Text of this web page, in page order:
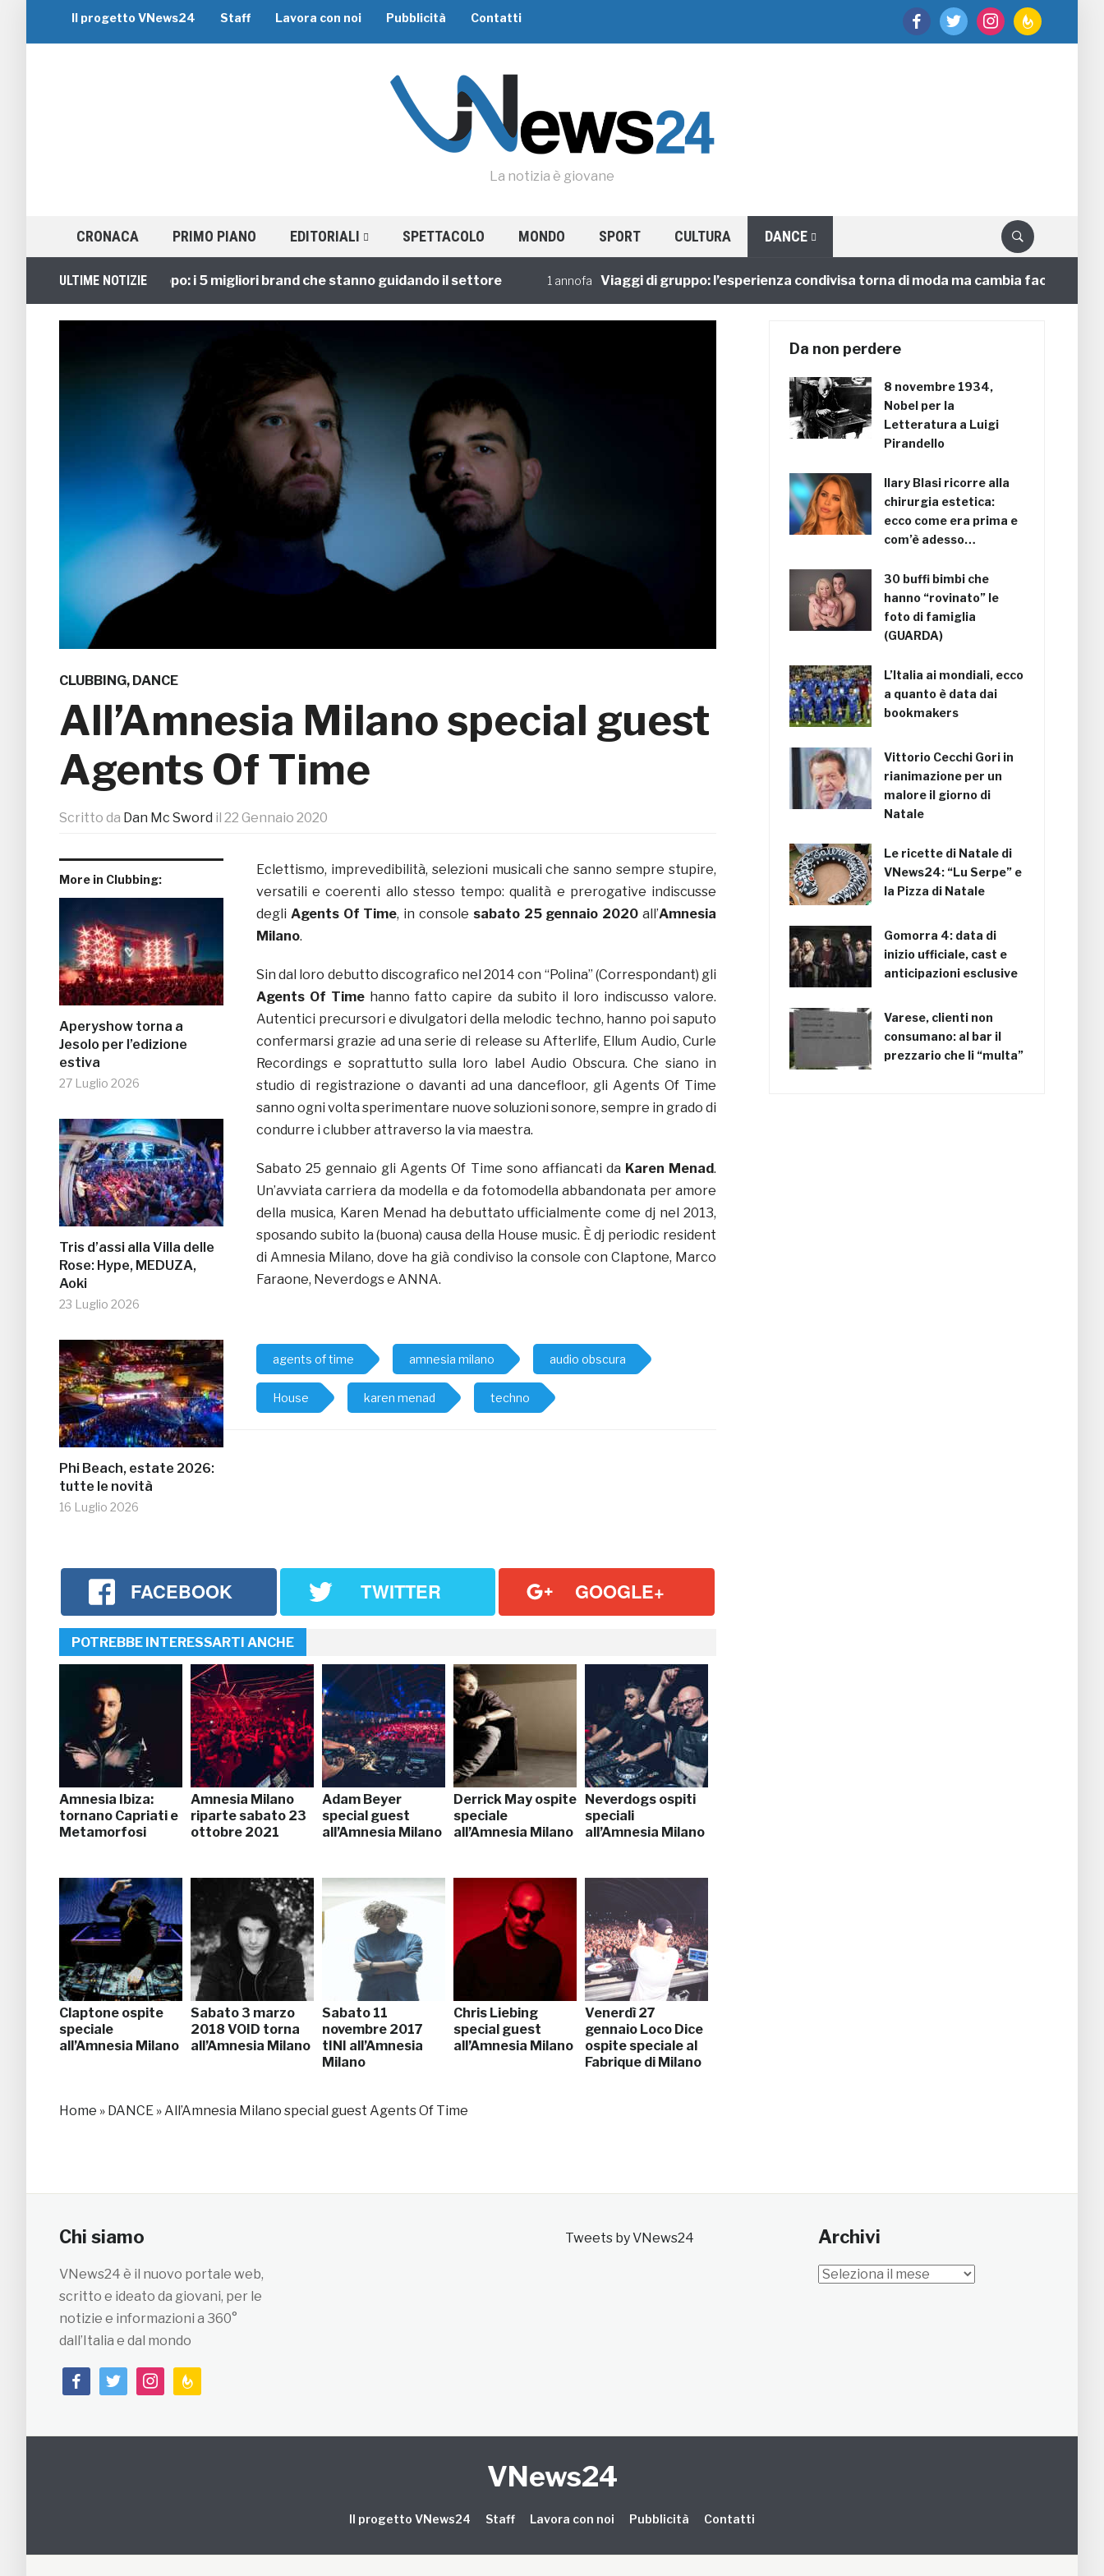
facebooktwitter instagramfeedburner
Il progetto VNews24 Staff Lavora con noi Pubblicità Contatti
La notizia è giovane
CRONACA PRIMO PIANO EDITORIALI SPETTACOLO MONDO SPORT CULTURA DANCE
ULTIME NOTIZIE
Viaggi di Gruppo: i 5 migliori brand che stanno guidando il settore 1 annofa Viaggi di gruppo: l’esperienza condivisa torna di moda ma cambia faccia
CLUBBING, DANCE
All’Amnesia Milano special guest
Agents Of Time
Scritto da Dan Mc Sword il 22 Gennaio 2020
More in Clubbing:
Aperyshow torna a
Jesolo per l’edizione
estiva
27 Luglio 2026
Tris d’assi alla Villa delle
Rose: Hype, MEDUZA,
Aoki
23 Luglio 2026
Phi Beach, estate 2026:
tutte le novità
16 Luglio 2026
Eclettismo, imprevedibilità, selezioni musicali che sanno sempre stupire,
versatili e coerenti allo stesso tempo: qualità e prerogative indiscusse
degli Agents Of Time, in console sabato 25 gennaio 2020 all’Amnesia
Milano.
Sin dal loro debutto discografico nel 2014 con “Polina” (Correspondant) gli
Agents Of Time hanno fatto capire da subito il loro indiscusso valore.
Autentici precursori e divulgatori della melodic techno, hanno poi saputo
confermarsi grazie ad una serie di release su Afterlife, Ellum Audio, Curle
Recordings e soprattutto sulla loro label Audio Obscura. Che siano in
studio di registrazione o davanti ad una dancefloor, gli Agents Of Time
sanno ogni volta sperimentare nuove soluzioni sonore, sempre in grado di
condurre i clubber attraverso la via maestra.
Sabato 25 gennaio gli Agents Of Time sono affiancati da Karen Menad.
Un’avviata carriera da modella e da fotomodella abbandonata per amore
della musica, Karen Menad ha debuttato ufficialmente come dj nel 2013,
sposando subito la (buona) causa della House music. È dj periodic resident
di Amnesia Milano, dove ha già condiviso la console con Claptone, Marco
Faraone, Neverdogs e ANNA.
agents of time amnesia milano audio obscura
House karen menad techno
FACEBOOK TWITTER GOOGLE+
POTREBBE INTERESSARTI ANCHE
Amnesia Ibiza:
tornano Capriati e
Metamorfosi
Amnesia Milano
riparte sabato 23
ottobre 2021
Adam Beyer
special guest
all’Amnesia Milano
Derrick May ospite
speciale
all’Amnesia Milano
Neverdogs ospiti
speciali
all’Amnesia Milano
Claptone ospite
speciale
all’Amnesia Milano
Sabato 3 marzo
2018 VOID torna
all’Amnesia Milano
Sabato 11
novembre 2017
tINI all’Amnesia
Milano
Chris Liebing
special guest
all’Amnesia Milano
Venerdì 27
gennaio Loco Dice
ospite speciale al
Fabrique di Milano
Home » DANCE » All’Amnesia Milano special guest Agents Of Time
Da non perdere
8 novembre 1934,
Nobel per la
Letteratura a Luigi
Pirandello
Ilary Blasi ricorre alla
chirurgia estetica:
ecco come era prima e
com’è adesso…
30 buffi bimbi che
hanno “rovinato” le
foto di famiglia
(GUARDA)
L’Italia ai mondiali, ecco
a quanto è data dai
bookmakers
Vittorio Cecchi Gori in
rianimazione per un
malore il giorno di
Natale
Le ricette di Natale di
VNews24: “Lu Serpe” e
la Pizza di Natale
Gomorra 4: data di
inizio ufficiale, cast e
anticipazioni esclusive
Varese, clienti non
consumano: al bar il
prezzario che li “multa”
Chi siamo
VNews24 è il nuovo portale web,
scritto e ideato da giovani, per le
notizie e informazioni a 360°
dall’Italia e dal mondo
facebooktwitterinstagramfeedburner
Tweets by VNews24 Archivi
Archivi
VNews24
Il progetto VNews24 Staff Lavora con noi Pubblicità Contatti